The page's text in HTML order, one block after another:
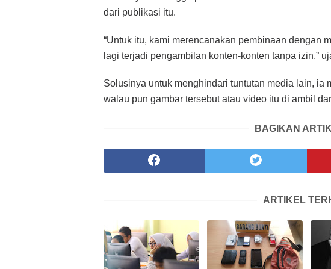
dari publikasi itu.
“Untuk itu, kami merencanakan pembinaan dengan
lagi terjadi pengambilan konten-konten tanpa izin,”
Solusinya untuk menghindari tuntutan media lain, ia
walau pun gambar tersebut atau video itu di ambil
BAGIKAN
ARTIKEL